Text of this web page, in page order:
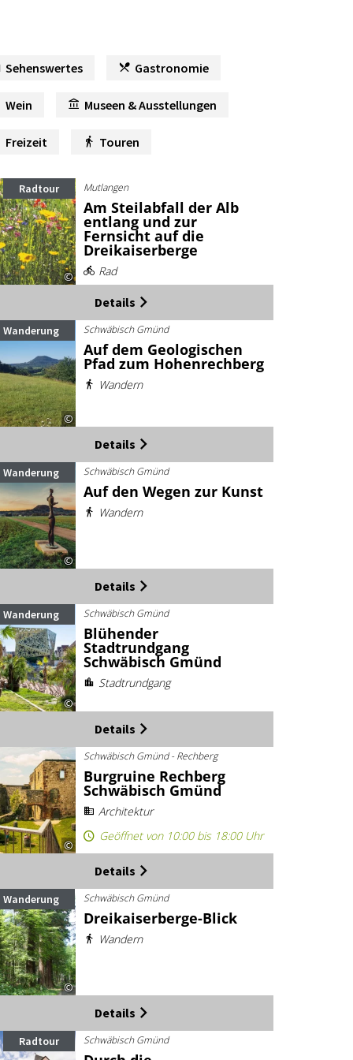
Sehenswertes Gastronomie
Wein Museen & Ausstellungen
Freizeit Touren
Radtour
©
Mutlangen
Am Steilabfall der Alb
entlang und zur
Fernsicht auf die
Dreikaiserberge
Rad
Details
Wanderung
©
Schwäbisch Gmünd
Auf dem Geologischen
Pfad zum Hohenrechberg
Wandern
Details
Wanderung
©
Schwäbisch Gmünd
Auf den Wegen zur Kunst
Wandern
Details
Wanderung
©
Schwäbisch Gmünd
Blühender
Stadtrundgang
Schwäbisch Gmünd
Stadtrundgang
Details
©
Schwäbisch Gmünd - Rechberg
Burgruine Rechberg
Schwäbisch Gmünd
Architektur
Geöffnet von 10:00 bis 18:00 Uhr
Details
Wanderung
©
Schwäbisch Gmünd
Dreikaiserberge-Blick
Wandern
Details
Radtour Schwäbisch Gmünd